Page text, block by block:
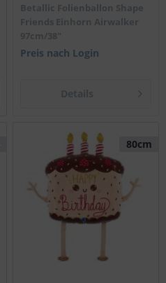
Betallic Folienballon Shape
Friends Einhorn Airwalker
97cm/38"
Preis nach Login
80cm